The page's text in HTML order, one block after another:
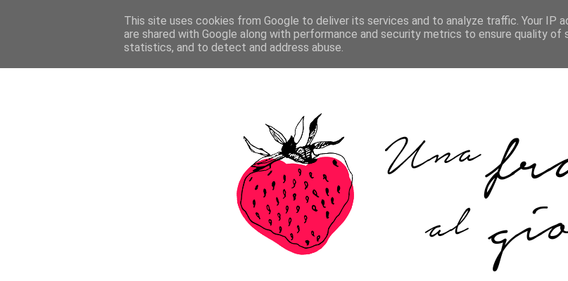
HOME ABOUT ME COOKIE POLICY
This site uses cookies from Google to deliver its services and to analyze traffic. Your IP
are shared with Google along with performance and security metrics to ensure quality of
statistics, and to detect and address abuse.